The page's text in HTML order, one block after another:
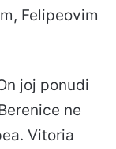
Felipeovim
joj ponudi
ne
Vitoria